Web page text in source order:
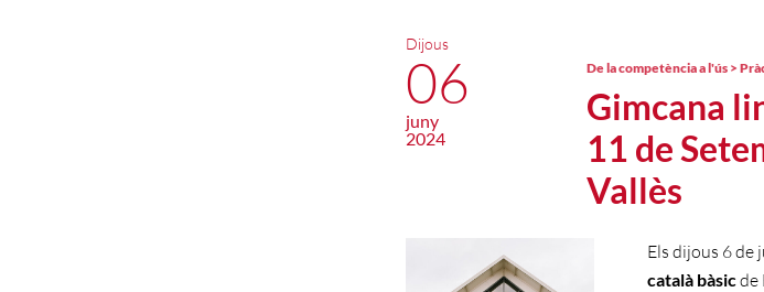
Gimcana
11 de
Vallès
De la competència a l'ús >
Dijous
06
juny
2024
Els dijous 6 de
català bàsicde